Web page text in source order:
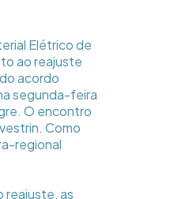
Elétrico de
ao reajuste
acordo
segunda-feira
O encontro
Como
regional
reajuste, as